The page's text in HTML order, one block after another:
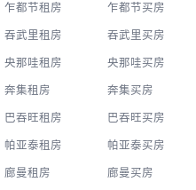
乍都节租房 乍都节买房
吞武里租房 吞武里买房
央那哇租房 央那哇买房
奔集租房 奔集买房
巴吞旺租房 巴吞旺买房
帕亚泰租房 帕亚泰买房
廊曼租房 廊曼买房